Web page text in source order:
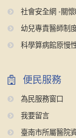
社會安全網 -關
幼兒專責醫師制
科學算病館原慢
便民服務
為民服務窗口
我要留言
臺南市所屬醫院